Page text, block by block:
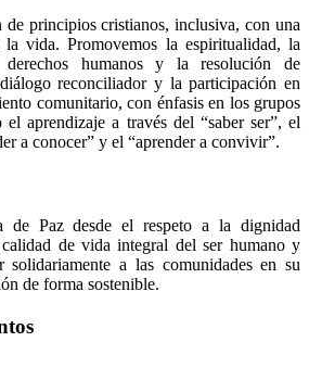
de principios cristianos, inclusiva, con una
vida. Promovemos la espiritualidad, la
humanos y la resolución de
reconciliador y la participación en
comunitario, con énfasis en los grupos
aprendizaje a través del “saber ser”, el
a conocer” y el “aprender a convivir”.
de Paz desde el respeto a la dignidad
de vida integral del ser humano y
solidariamente a las comunidades en su
de forma sostenible.